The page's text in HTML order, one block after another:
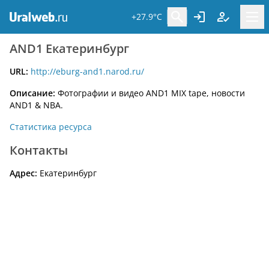
+27.9°C
AND1 Екатеринбург
URL: http://eburg-and1.narod.ru/
Описание: Фотографии и видео AND1 MIX tape, новости
AND1 & NBA.
Статистика ресурса
Контакты
Адрес: Екатеринбург